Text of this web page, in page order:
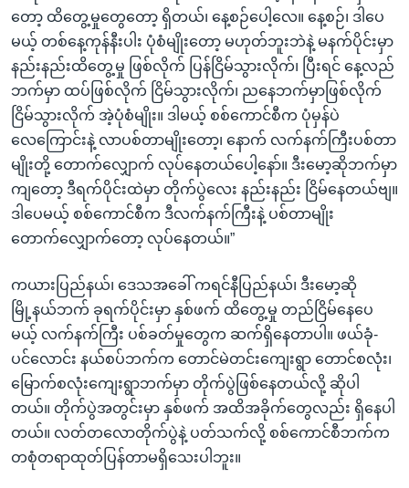
တော့ ထိတွေ့မှုတွေတော့ ရှိတယ်၊ နေ့စဉ်ပေါ့လေ။ နေ့စဉ်၊ ဒါပေ
မယ့် တစ်နေ့ကုန်နီးပါး ပုံစံမျိုးတော့ မဟုတ်ဘူးဘဲနဲ့ မနက်ပိုင်းမှာ
နည်းနည်းထိတွေ့မှု ဖြစ်လိုက် ပြန်ငြိမ်သွားလိုက်၊ ပြီးရင် နေ့လည်
ဘက်မှာ ထပ်ဖြစ်လိုက် ငြိမ်သွားလိုက်၊ ညနေဘက်မှာဖြစ်လိုက်
ငြိမ်သွားလိုက် အဲ့ပုံစံမျိုး။ ဒါမယ့် စစ်ကောင်စီက ပုံမှန်ပဲ
လေကြောင်းနဲ့ လာပစ်တာမျိုးတော့၊ နောက် လက်နက်ကြီးပစ်တာ
မျိုးတို့ တောက်လျှောက် လုပ်နေတယ်ပေါ့နော်။ ဒီးမော့ဆိုဘက်မှာ
ကျတော့ ဒီရက်ပိုင်းထဲမှာ တိုက်ပွဲလေး နည်းနည်း ငြိမ်နေတယ်ဗျ။
ဒါပေမယ့် စစ်ကောင်စီက ဒီလက်နက်ကြီးနဲ့ ပစ်တာမျိုး
တောက်လျှောက်တော့ လုပ်နေတယ်။”
ကယားပြည်နယ်၊ ဒေသအခေါ် ကရင်နီပြည်နယ်၊ ဒီးမော့ဆို
မြို့နယ်ဘက် ခုရက်ပိုင်းမှာ နှစ်ဖက် ထိတွေ့မှု တည်ငြိမ်နေပေ
မယ့် လက်နက်ကြီး ပစ်ခတ်မှုတွေက ဆက်ရှိနေတာပါ။ ဖယ်ခုံ-
ပင်လောင်း နယ်စပ်ဘက်က တောင်မဲတင်းကျေးရွာ တောင်စလုံး၊
မြောက်စလုံးကျေးရွာဘက်မှာ တိုက်ပွဲဖြစ်နေတယ်လို့ ဆိုပါ
တယ်။ တိုက်ပွဲအတွင်းမှာ နှစ်ဖက် အထိအခိုက်တွေလည်း ရှိနေပါ
တယ်။ လတ်တလောတိုက်ပွဲနဲ့ ပတ်သက်လို့ စစ်ကောင်စီဘက်က
တစုံတရာထုတ်ပြန်တာမရှိသေးပါဘူး။